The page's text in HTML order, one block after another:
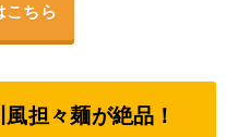
こちら
担々麺が絶品！